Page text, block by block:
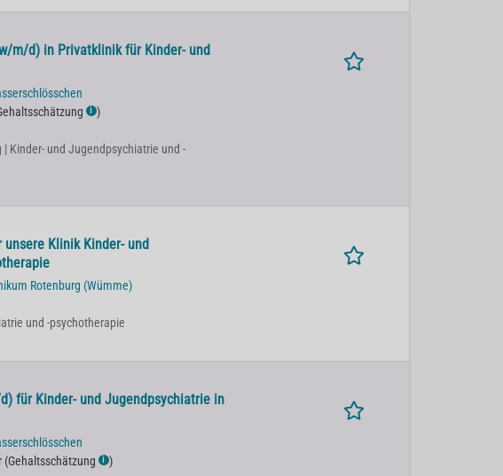
m/d) in Privatklinik für Kinder- und
ℹ )
Kinder- und Jugendpsychiatrie und -
Klinik Kinder- und
Rotenburg (Wümme)
und -psychotherapie
für Kinder- und Jugendpsychiatrie in
(Gehaltsschätzung ℹ )